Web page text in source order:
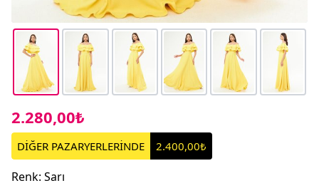
2.280,00₺
DİĞER PAZARYERLERİNDE 2.400,00₺
Renk: Sarı